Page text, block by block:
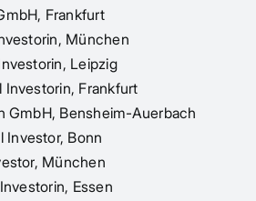
Frankfurt
München
Leipzig
Investorin, Frankfurt
GmbH, Bensheim-Auerbach
Investor, Bonn
München
Essen